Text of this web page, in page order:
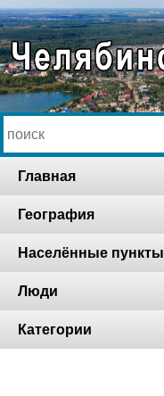
Главная
География
Населённые пункты
Люди
Категории